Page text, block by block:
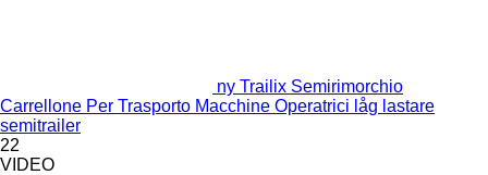
ny Trailix Semirimorchio
Carrellone Per Trasporto Macchine Operatrici låg lastare
semitrailer
22
VIDEO